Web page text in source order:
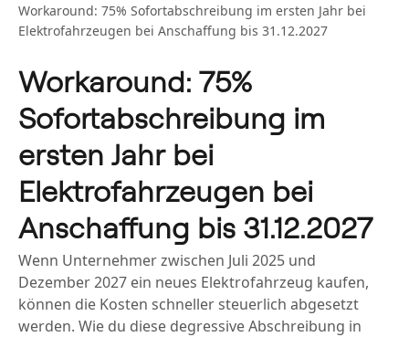
Workaround: 75% Sofortabschreibung im ersten Jahr bei
Elektrofahrzeugen bei Anschaffung bis 31.12.2027
Workaround: 75%
Sofortabschreibung im
ersten Jahr bei
Elektrofahrzeugen bei
Anschaffung bis 31.12.2027
Wenn Unternehmer zwischen Juli 2025 und
Dezember 2027 ein neues Elektrofahrzeug kaufen,
können die Kosten schneller steuerlich abgesetzt
werden. Wie du diese degressive Abschreibung in